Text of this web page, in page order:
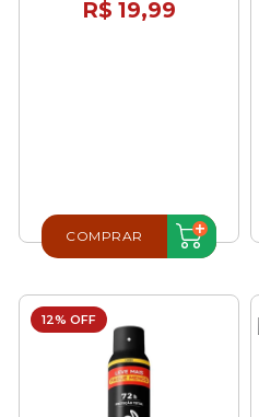
R$ 19,99
COMPRAR
12% OFF